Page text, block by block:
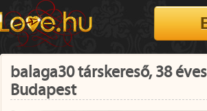
balaga30 társkereső, 38
Budapest